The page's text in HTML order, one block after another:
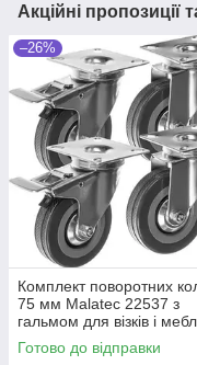
Акційні пропозиції
–26%
Комплект поворотних
75 мм Malatec 22537 з
гальмом для візків і
(комплект 4 шт.до 220 кг)
Готово до відправки